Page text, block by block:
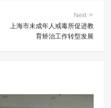
Next
上海市未成年人戒毒所促进教
育矫治工作转型发展